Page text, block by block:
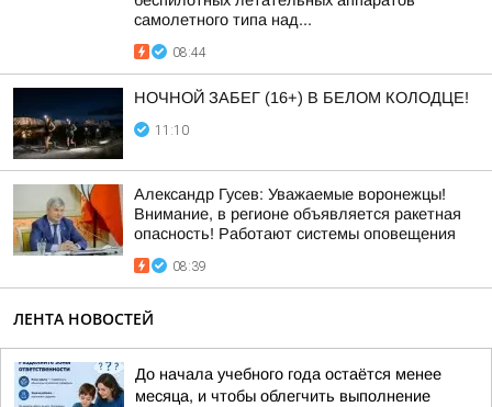
самолетного типа над...
08:44
НОЧНОЙ ЗАБЕГ (16+) В БЕЛОМ КОЛОДЦЕ!
11:10
Александр Гусев: Уважаемые воронежцы!
Внимание, в регионе объявляется ракетная
опасность! Работают системы оповещения
08:39
ЛЕНТА НОВОСТЕЙ
До начала учебного года остаётся менее
месяца, и чтобы облегчить выполнение